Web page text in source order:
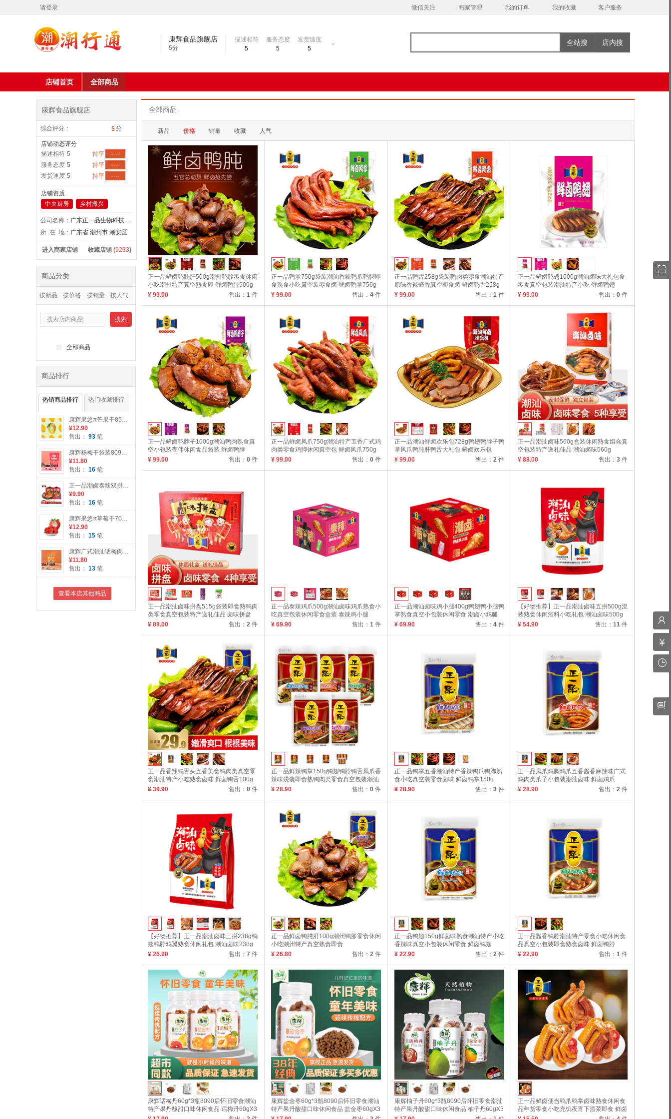
请登录 微信关注 商家管理 我的订单 我的收藏 客户服务
康辉食品旗舰店
5分
描述相符
5
服务态度
5
发货速度
5
全站搜 店内搜
店铺首页 全部商品
全部商品
新品 价格 销量 收藏 人气
正一品鲜卤鸭肫肝500g潮州鸭胗零食休闲
小吃潮州特产真空熟食即 鲜卤鸭肫500g
¥ 99.00
售出： 1 件
正一品鸭掌750g袋装潮汕香辣鸭爪鸭脚即
食熟食小吃真空装零食卤 鲜卤鸭掌750g
¥ 99.00
售出： 4 件
正一品鸭舌258g袋装鸭肉类零食潮汕特产
原味香辣酱香真空即食卤 鲜卤鸭舌258g
¥ 99.00
售出： 1 件
正一品鲜卤鸭翅1000g潮汕卤味大礼包食
零食真空包装潮汕特产小吃 鲜卤鸭翅
1000g
¥ 99.00 售出： 0 件
正一品鲜卤鸭脖子1000g潮汕鸭肉熟食真
空小包装夜伴休闲食品袋装 鲜卤鸭脖
1000g
¥ 99.00 售出： 0 件
正一品鲜卤凤爪750g潮汕特产五香广式鸡
肉类零食鸡脚休闲真空包 鲜卤凤爪750g
¥ 99.00
售出： 0 件
正一品潮汕鲜卤欢乐包728g鸭翅鸭脖子鸭
掌凤爪鸭肫肝鸭舌大礼包 鲜卤欢乐包
728g
¥ 99.00 售出： 2 件
正一品潮汕卤味560g盒装休闲熟食组合真
空包装特产送礼佳品 潮汕卤味560g
¥ 88.00
售出： 3 件
正一品潮汕卤味拼盘515g袋装即食熟鸭肉
类零食真空包装特产送礼佳品 卤味拼盘
515g
¥ 88.00 售出： 2 件
正一品泰辣鸡爪500g潮汕卤味鸡爪熟食小
吃真空包装休闲零食盒装 泰辣鸡小腿
20g*20
¥ 69.90 售出： 1 件
正一品潮汕卤味鸡小腿400g鸭翅鸭小腿鸭
掌熟食真空小包装休闲零食 潮卤小鸡腿
20g*20
¥ 69.90 售出： 4 件
【好物推荐】正一品潮汕卤味五拼500g混
装熟食休闲酒料小吃礼包 潮汕卤味500g
¥ 54.90
售出： 11 件
正一品香辣鸭舌头五香美食鸭肉类真空零
食潮汕特产小吃熟食卤味 鲜卤鸭舌100g
¥ 39.90
售出： 0 件
正一品鲜辣鸭掌150g鸭翅鸭脖鸭舌凤爪香
辣味袋装即食熟鸭肉类零食真空包装潮汕
特产小吃 鲜辣凤爪150
¥ 28.90 售出： 0 件
正一品鸭掌五香潮汕特产香辣鸭爪鸭脚熟
食小吃真空装零食卤味 鲜卤鸭掌150g
¥ 28.90
售出： 3 件
正一品凤爪鸡脚鸡爪五香酱香麻辣味广式
鸡肉类爪子小包装潮汕卤味 鲜卤鸡爪
150g
¥ 28.90 售出： 2 件
【好物推荐】正一品潮汕卤味三拼238g鸭
翅鸭脖鸡翼熟食休闲礼包 潮汕卤味238g
¥ 26.90
售出： 7 件
正一品鲜卤鸭肫肝100g潮州鸭胗零食休闲
小吃潮州特产真空熟食即食
¥ 26.80
售出： 2 件
正一品鸭翅150g鲜卤味熟食潮汕特产小吃
香辣味真空小包装休闲零食 鲜卤鸭翅
150g
¥ 22.90 售出： 2 件
正一品酱香鸭脖潮汕特产零食小吃休闲食
品真空小包装即食熟食卤味 鲜卤鸭脖
120g
¥ 22.90 售出： 1 件
康辉话梅丹60g*3瓶8090后怀旧零食潮汕
特产果丹酸甜口味休闲食品 话梅丹60gX3
瓶
康辉盐金枣60g*3瓶8090后怀旧零食潮汕
特产果丹酸甜口味休闲食品 盐金枣60gX3
瓶
康辉柚子丹60g*3瓶8090后怀旧零食潮汕
特产果丹酸甜口味休闲食品 柚子丹60gX3
瓶
正一品鲜卤便当鸭爪鸭掌卤味熟食休闲食
品年货零食小吃充饥夜宵下酒菜即食 鲜卤
便当70g
康辉食品旗舰店
综合评分： 5分
店铺动态评分
描述相符 5 持平
----
服务态度 5 持平
----
发货速度 5 持平 ----
店铺资质
中央厨房
乡村振兴
公司名称：
广东正一品生物科技股份有限公司
所 在 地： 广东省 潮州市 潮安区
进入商家店铺 收藏店铺 (9233)
商品分类
按新品 按价格 按销量 按人气
搜索
全部商品
商品排行
热销商品排行 热门收藏排行
康辉果悠π芒果干85g袋装酸甜味水果干果脯蜜饯休闲小吃办公零食 芒果干85g
¥12.90
售出： 93 笔
康辉杨梅干袋装8090后怀旧零食广式潮汕特产果干果脯酸甜蜜饯孕妇
¥11.80
售出： 16 笔
正一品潮卤泰辣双拼45g潮汕卤味鸭翅鸭脖子真空包装熟食休闲食品 潮卤双拼45g
¥9.90
售出： 16 笔
康辉果悠π草莓干70g袋装蜜饯水果干草莓肉果脯办公室休闲小零食 草莓干70g
¥12.90
售出： 15 笔
康辉广式潮汕话梅肉65g袋装酸甜味特产独立小包装做菜果干脯蜜饯 话梅65g
¥11.80
售出： 13 笔
查看本店其他商品